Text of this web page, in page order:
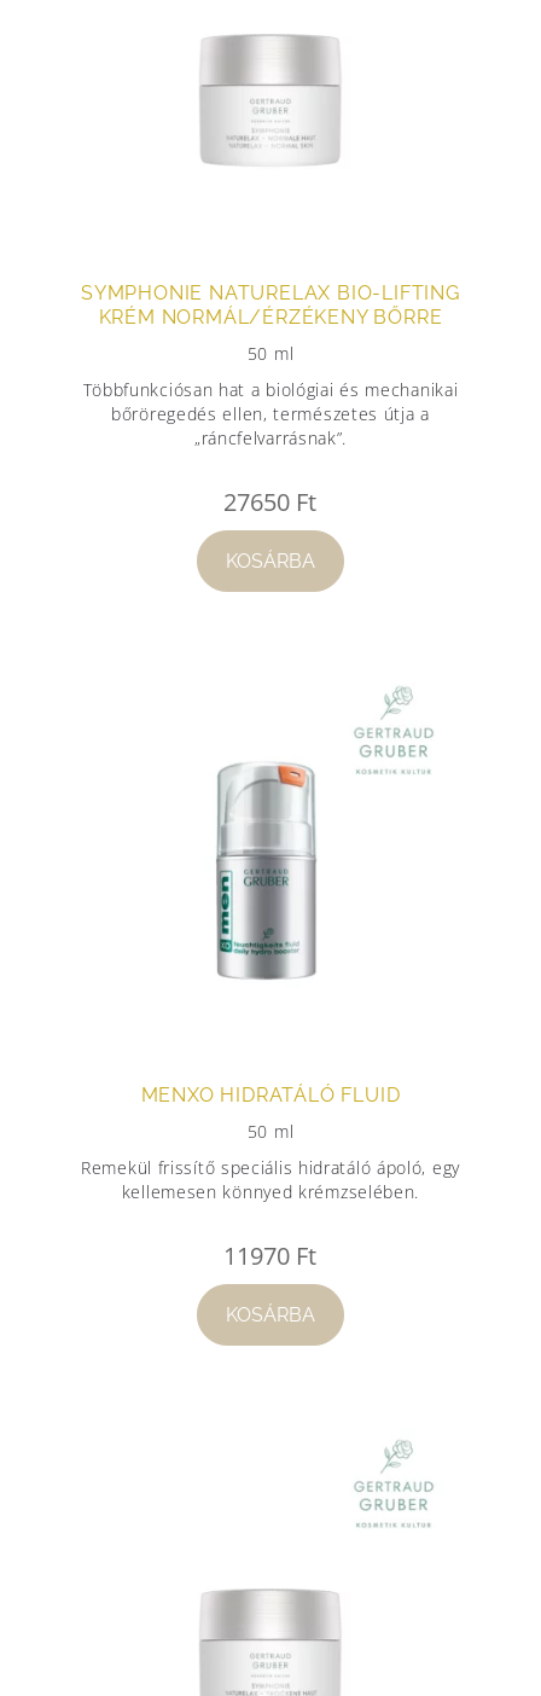
SYMPHONIE NATURELAX BIO-LIFTING
KRÉM NORMÁL/ÉRZÉKENY BŐRRE
50 ml
Többfunkciósan hat a biológiai és mechanikai
bőröregedés ellen, természetes útja a
„ráncfelvarrásnak”.
27650 Ft
KOSÁRBA
MENXO HIDRATÁLÓ FLUID
50 ml
Remekül frissítő speciális hidratáló ápoló, egy
kellemesen könnyed krémzselében.
11970 Ft
KOSÁRBA